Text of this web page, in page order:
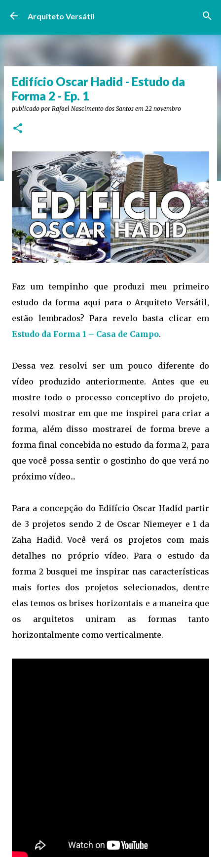
Pular para o conteúdo principal
Arquiteto Versátil
Edifício Oscar Hadid - Estudo da
Forma 2 - Ep. 1
publicado por Rafael Nascimento dos Santos em 22 novembro
Faz um tempinho que produzi meu primeiro
estudo da forma aqui para o Arquiteto Versátil,
estão lembrados? Para revelo basta clicar em
Estudo da Forma 1 – Casa de Campo.
Dessa vez resolvi ser um pouco diferente do
vídeo produzido anteriormente. Antes que eu
mostre todo o processo conceptivo do projeto,
resolvi mostrar em que me inspirei para criar a
forma, além disso mostrarei de forma breve a
forma final concebida no estudo da forma 2, para
que você possa sentir o gostinho do que verá no
próximo vídeo...
Para a concepção do Edifício Oscar Hadid partir
de 3 projetos sendo 2 de Oscar Niemeyer e 1 da
Zaha Hadid. Você verá os projetos com mais
detalhes no próprio vídeo. Para o estudo da
forma 2 busquei me inspirar nas características
mais fortes dos projetos selecionados, dentre
elas temos os brises horizontais e a maneira que
os arquitetos uniram as formas tanto
horizontalmente como verticalmente.